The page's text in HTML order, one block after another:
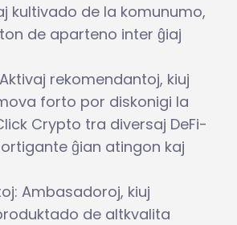
kultivado de la komunumo,
de aparteno inter ĝiaj
rekomendantoj, kiuj
forto por diskonigi la
Crypto tra diversaj DeFi-
ĝian atingon kaj
Ambasadoroj, kiuj
de altkvalita